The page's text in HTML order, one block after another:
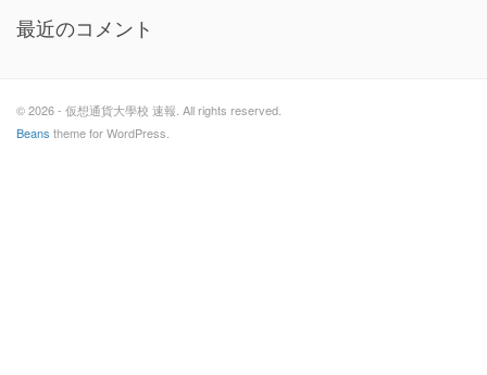
最近のコメント
© 2026 - 仮想通貨大學校 速報. All rights reserved.
Beans theme for WordPress.